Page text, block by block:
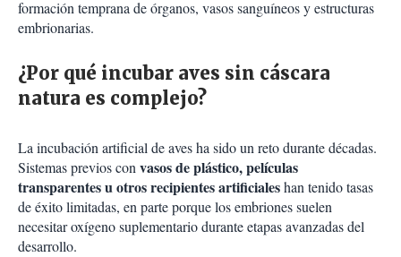
formación temprana de órganos, vasos sanguíneos y estructuras
embrionarias.
¿Por qué incubar aves sin cáscara
natura es complejo?
La incubación artificial de aves ha sido un reto durante décadas.
Sistemas previos convasos de plástico, películas
transparentes u otros recipientes artificialeshan tenido tasas
de éxito limitadas, en parte porque los embriones suelen
necesitar oxígeno suplementario durante etapas avanzadas del
desarrollo.